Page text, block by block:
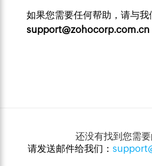
如果您需要任何帮助，请与我
support@zohocorp.com.cn
还没有找到您需要
请发送邮件给我们：